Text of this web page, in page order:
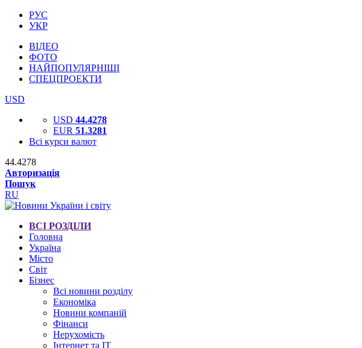
РУС
УКР
ВІДЕО
ФОТО
НАЙПОПУЛЯРНІШІ
СПЕЦПРОЕКТИ
USD
USD 44.4278
EUR 51.3281
Всі курси валют
44.4278
Авторизація
Пошук
RU
ВСІ РОЗДІЛИ
Головна
Україна
Місто
Світ
Бізнес
Всі новини розділу
Економіка
Новини компаній
Фінанси
Нерухомість
Інтернет та IT